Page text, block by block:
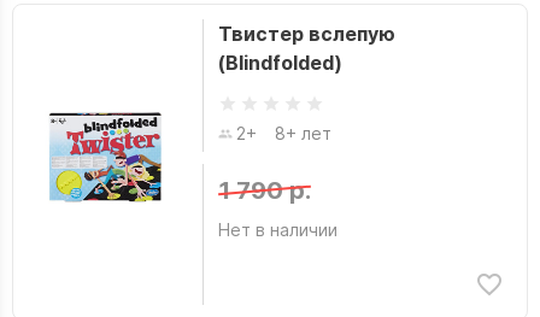
Твистер вслепую
(Blindfolded)
2+ 8+ лет
1 790 р.
Нет в наличии